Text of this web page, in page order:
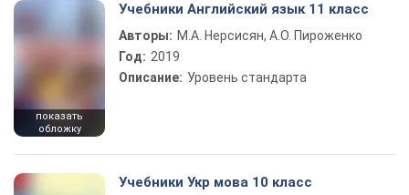
показать
обложку
Учебники Английский язык 11 класс
Авторы: М.А. Нерсисян, А.О. Пироженко
Год: 2019
Описание: Уровень стандарта
Учебники Укр мова 10 класс